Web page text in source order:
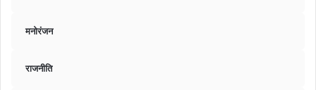
मनोरंजन
राजनीति